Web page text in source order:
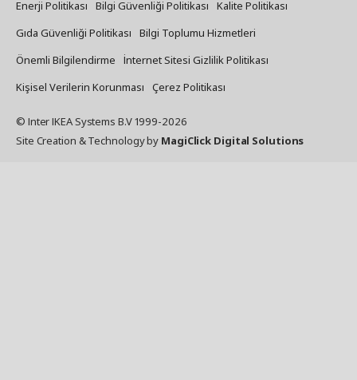
Enerji Politikası Bilgi Güvenliği Politikası
Kalite Politikası
Gıda Güvenliği Politikası
Bilgi Toplumu Hizmetleri
Önemli Bilgilendirme
İnternet Sitesi Gizlilik Politikası
Kişisel Verilerin Korunması
Çerez Politikası
© Inter IKEA Systems B.V 1999-2026
Site Creation & Technologyby MagiClick Digital Solutions